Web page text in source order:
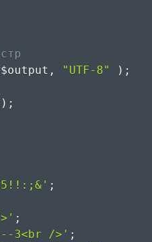
$output , "UTF-8" ) ;
) ;
;
;
3<br />' ;